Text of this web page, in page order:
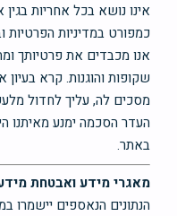
אינו נושא בכל אחריות
כמפורט במדיניות הפרטיות
אנו מכבדים את פרטיותך
שקופות והוגנות. קרא
מסכים לה, עליך לחדול
העדר הסכמה ימנע מאיתנו
באתר.
מאגרי מידע ואבטחת
הנתונים הנאספים יישמרו